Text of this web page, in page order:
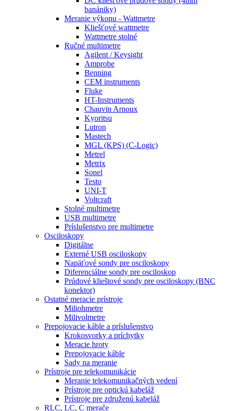
banániky)
Meranie výkonu - Wattmetre
Kliešťové wattmetre
Wattmetre stolné
Ručné multimetre
Agilent / Keysight
Amprobe
Benning
CEM instruments
Fluke
HT-Instruments
Chauvin Arnoux
Kyoritsu
Lutron
Mastech
MGL (KPS) (C-Logic)
Metrel
Metrix
Sonel
Testo
UNI-T
Voltcraft
Stolné multimetre
USB multimetre
Príslušenstvo pre multimetre
Osciloskopy
Digitálne
Externé USB osciloskopy
Napäťové sondy pre osciloskopy
Diferenciálne sondy pre osciloskop
Prúdové klieštové sondy pre osciloskopy (BNC
konektor)
Ostatné meracie prístroje
Miliohmetre
Milivolmetre
Prepojovacie káble a príslušenstvo
Krokosvorky a príchytky
Meracie hroty
Prepojovacie káble
Sady na meranie
Prístroje pre telekomunikácie
Meranie telekomunikačných vedení
Prístroje pre optickú kabeláž
Prístroje pre združenú kabeláž
RLC, LC, C merače